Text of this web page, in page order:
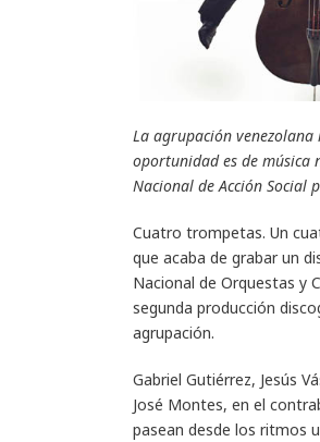
La agrupación
oportunidad es de música
Nacional de Acción Social
Cuatro trompetas. Un
que acaba de grabar un
Nacional de Orquestas y
segunda producción
agrupación.
Gabriel Gutiérrez, Jesús
José Montes, en el
pasean desde los ritmos